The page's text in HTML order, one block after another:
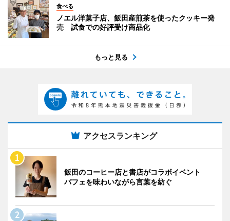
食べる
ノエル洋菓子店、飯田産煎茶を使ったクッキー発
売 試食での好評受け商品化
もっと見る
アクセスランキング
飯田のコーヒー店と書店がコラボイベント
パフェを味わいながら言葉を紡ぐ